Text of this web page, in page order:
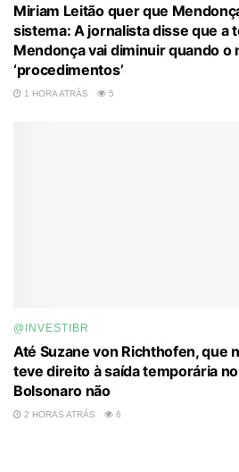
Miriam Leitão quer que
sistema: A jornalista disse que a
Mendonça vai diminuir quando
‘procedimentos’
1 HORA ATRÁS 5
@INVESTIBR
Até Suzane von Richthofen, que
teve direito à saída temporária
Bolsonaro não
2 HORAS ATRÁS 6